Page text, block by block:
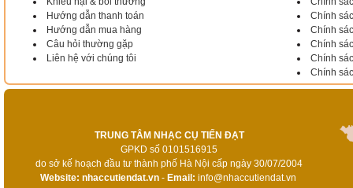
Hướng dẫn thanh toán
Hướng dẫn mua hàng
Câu hỏi thường gặp
Liên hệ với chúng tôi
Chính
Chính
Chính
Chính
Chính
TRUNG TÂM NHẠC CỤ TIẾN ĐẠT
GPKD số 0101516915
do sở kế hoạch đầu tư thành phố Hà Nội cấp ngày 30/07/2004
Website: nhaccutiendat.vn- Email: info@nhaccutiendat.vn